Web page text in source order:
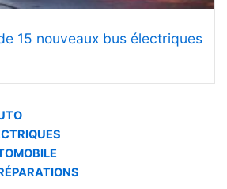
15 nouveaux bus électriques